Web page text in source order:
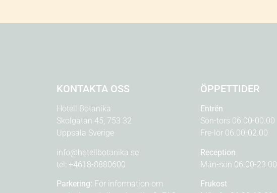
KONTAKTA OSS
Hotell Botanika
Skolgatan 45, 753 32
Uppsala Sverige
info@hotellbotanika.se
tel: +4618-8880600
Parkering: För information om
ÖPPETTIDER
Entrén
Sön-tors 06.00-00.00
Fre-lör 06.00-02.00
Reception
Mån-sön 06.00-23.00
Frukost